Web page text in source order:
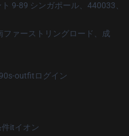
9-89 シンガポール、440033、
ファーストリングロード、成
outfitログイン
件itイオン